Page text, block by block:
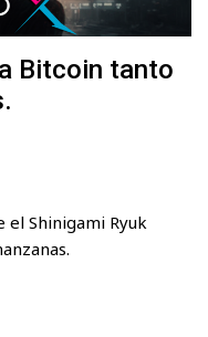
Bitcoin tanto
el Shinigami Ryuk